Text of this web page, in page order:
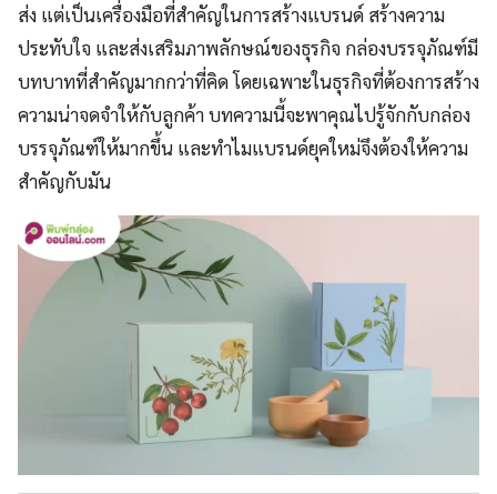
ส่ง แต่เป็นเครื่องมือที่สำคัญในการสร้างแบรนด์ สร้างความ
ประทับใจ และส่งเสริมภาพลักษณ์ของธุรกิจ กล่องบรรจุภัณฑ์มี
บทบาทที่สำคัญมากกว่าที่คิด โดยเฉพาะในธุรกิจที่ต้องการสร้าง
ความน่าจดจำให้กับลูกค้า บทความนี้จะพาคุณไปรู้จักกับกล่อง
บรรจุภัณฑ์ให้มากขึ้น และทำไมแบรนด์ยุคใหม่จึงต้องให้ความ
สำคัญกับมัน